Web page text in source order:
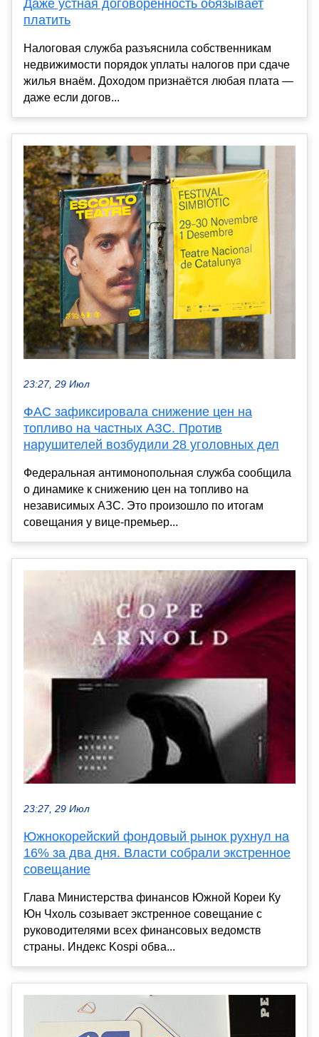
Даже устная договорённость обязывает
платить
Налоговая служба разъяснила собственникам
недвижимости порядок уплаты налогов при сдаче
жилья внаём. Доходом признаётся любая плата —
даже если догов...
23:27, 29 Июл
ФАС зафиксировала снижение цен на
топливо на частных АЗС. Против
нарушителей возбудили 28 уголовных дел
Федеральная антимонопольная служба сообщила
о динамике к снижению цен на топливо на
независимых АЗС. Это произошло по итогам
совещания у вице-премьер...
23:27, 29 Июл
Южнокорейский фондовый рынок рухнул на
16% за два дня. Власти собрали экстренное
совещание
Глава Министерства финансов Южной Кореи Ку
Юн Чхоль созывает экстренное совещание с
руководителями всех финансовых ведомств
страны. Индекс Kospi обва...